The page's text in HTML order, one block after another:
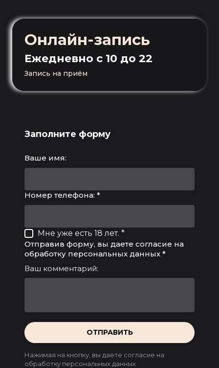
Онлайн-запись
Ежедневно с 10 до 22
Запись на приём
Заполните форму
Ваше имя:
Номер телефона: *
Мне уже есть 18 лет. *
Отправив форму, вы даете согласие на
обработку персональных данных *
Ваш комментарий:
ОТПРАВИТЬ
Нажимая на кнопку, вы даете согласие на
обработку персональных данных